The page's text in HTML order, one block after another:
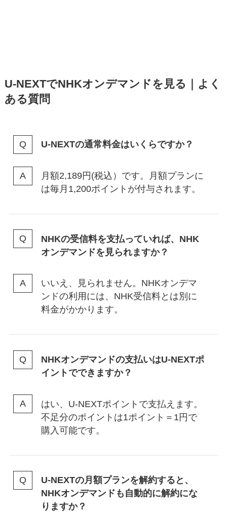
U-NEXTでNHKオンデマンドを見る｜よく
ある質問
U-NEXTの通常料金はいくらですか？
月額2,189円(税込）です。月額プランに
は毎月1,200ポイントが付与されます。
NHKの受信料を支払っていれば、NHK
オンデマンドを見られますか？
いいえ、見られません。NHKオンデマ
ンドの利用には、NHK受信料とは別に
料金がかかります。
NHKオンデマンドの支払いはU-NEXTポ
イントでできますか？
はい、U-NEXTポイントで支払えます。
不足分のポイントは1ポイント＝1円で
購入可能です。
U-NEXTの月額プランを解約すると、
NHKオンデマンドも自動的に解約にな
りますか？